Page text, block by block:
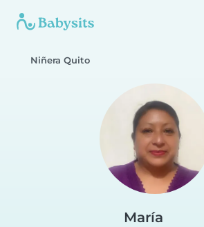
Niñera Quito
María